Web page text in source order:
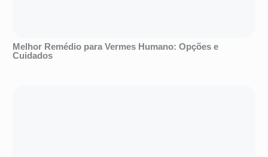
Melhor Remédio para Vermes Humano: Opções e
Cuidados